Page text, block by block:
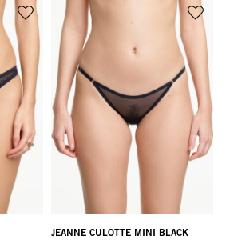
JEANNE CULOTTE MINI BLACK